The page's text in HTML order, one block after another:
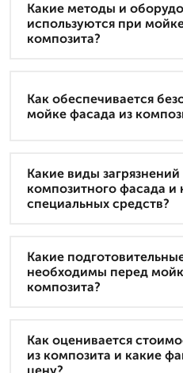
Какие методы и
используются при
композита?
Как обеспечивается
мойке фасада из
Какие виды
композитного фасада и
специальных средств?
Какие
необходимы перед
композита?
Как оценивается
из композита и какие